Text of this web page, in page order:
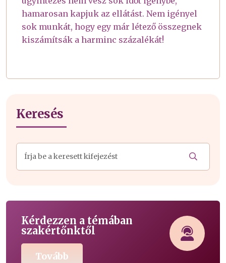
hamarosan kapjuk az ellátást. Nem igényel
sok munkát, hogy egy már létező összegnek
kiszámítsák a harminc százalékát!
Keresés
Kérdezzen a témában
szakértőnktől
Tovább